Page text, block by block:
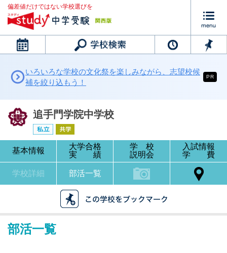
偏差値だけではない学校選びを
カレンダー
いろいろな学校の文化祭を楽しみながら、志望校候
補を絞り込もう！
PR
追手門学院中学校
基本情報
大学合格
実 績
学 校
説明会
入試情報
学 費
学校詳細 部活一覧
部活一覧